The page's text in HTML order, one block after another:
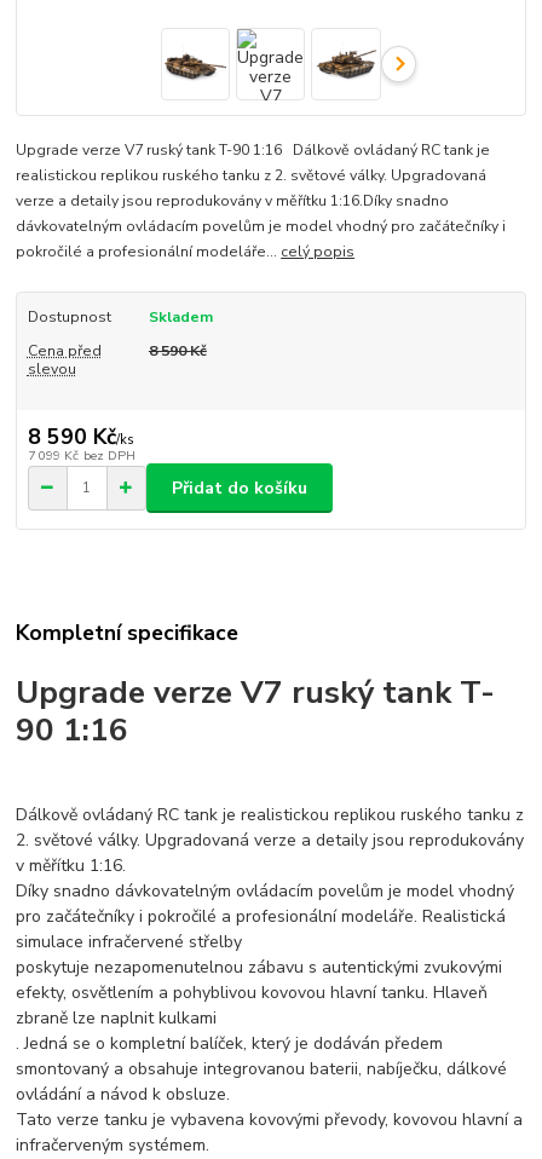
Upgrade verze V7 ruský tank T-90 1:16 Dálkově ovládaný RC tank je
realistickou replikou ruského tanku z 2. světové války. Upgradovaná
verze a detaily jsou reprodukovány v měřítku 1:16.Díky snadno
dávkovatelným ovládacím povelům je model vhodný pro začátečníky i
pokročilé a profesionální modeláře... celý popis
Dostupnost
Skladem
Cena před
slevou
8 590 Kč
8 590 Kč/ks
7 099 Kč bez DPH
Přidat do košíku
Kompletní specifikace
Upgrade verze V7 ruský tank T-
90 1:16
Dálkově ovládaný RC tank je realistickou replikou ruského tanku z
2. světové války. Upgradovaná verze a detaily jsou reprodukovány
v měřítku 1:16.
Díky snadno dávkovatelným ovládacím povelům je model vhodný
pro začátečníky i pokročilé a profesionální modeláře. Realistická
simulace infračervené střelby
poskytuje nezapomenutelnou zábavu s autentickými zvukovými
efekty, osvětlením a pohyblivou kovovou hlavní tanku. Hlaveň
zbraně lze naplnit kulkami
. Jedná se o kompletní balíček, který je dodáván předem
smontovaný a obsahuje integrovanou baterii, nabíječku, dálkové
ovládání a návod k obsluze.
Tato verze tanku je vybavena kovovými převody, kovovou hlavní a
infračerveným systémem.